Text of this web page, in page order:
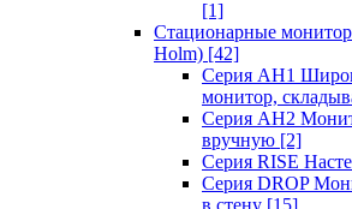
[1]
Стационарные
Holm) [42]
Серия AH1
монитор,
Серия AH2
вручную [2]
Серия RISE
Серия DROP
в стену [15]